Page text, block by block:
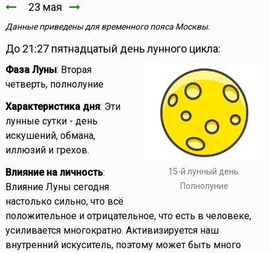
23 мая
Данные приведены для временного пояса Москвы.
До 21:27 пятнадцатый день лунного цикла:
15-й лунный день.
Полнолуние
Фаза Луны: Вторая
четверть, полнолуние
Характеристика дня: Эти
лунные сутки - день
искушений, обмана,
иллюзий и грехов.
Влияние на личность:
Влияние Луны сегодня
настолько сильно, что всё
положительное и отрицательное, что есть в человеке,
усиливается многократно. Активизируется наш
внутренний искуситель, поэтому может быть много